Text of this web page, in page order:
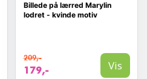
Billede på lærred Marylin
lodret - kvinde motiv
209,-
179,- Vis